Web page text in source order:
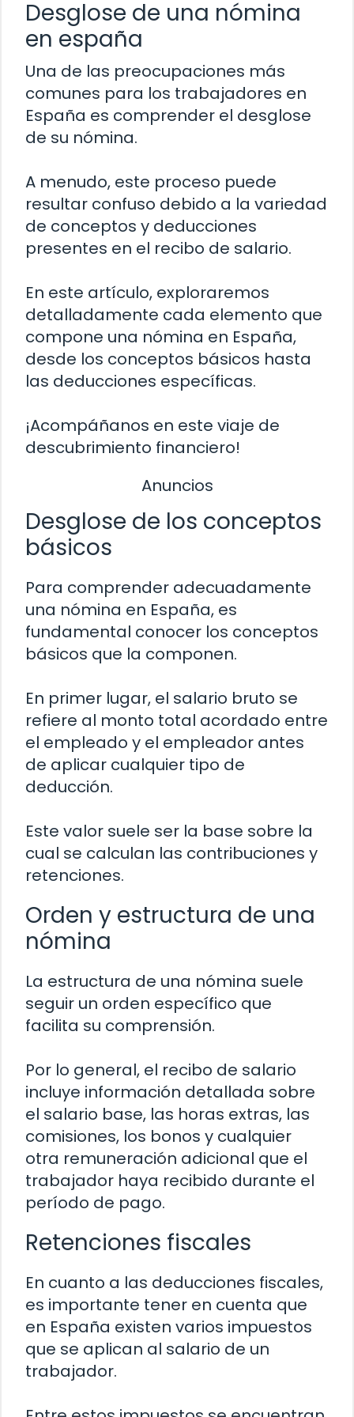
Desglose de una nómina
en españa
Una de las preocupaciones más
comunes para los trabajadores en
España es comprender el desglose
de su nómina.
A menudo, este proceso puede
resultar confuso debido a la variedad
de conceptos y deducciones
presentes en el recibo de salario.
En este artículo, exploraremos
detalladamente cada elemento que
compone una nómina en España,
desde los conceptos básicos hasta
las deducciones específicas.
¡Acompáñanos en este viaje de
descubrimiento financiero!
Anuncios
Desglose de los conceptos
básicos
Para comprender adecuadamente
una nómina en España, es
fundamental conocer los conceptos
básicos que la componen.
En primer lugar, el salario bruto se
refiere al monto total acordado entre
el empleado y el empleador antes
de aplicar cualquier tipo de
deducción.
Este valor suele ser la base sobre la
cual se calculan las contribuciones y
retenciones.
Orden y estructura de una
nómina
La estructura de una nómina suele
seguir un orden específico que
facilita su comprensión.
Por lo general, el recibo de salario
incluye información detallada sobre
el salario base, las horas extras, las
comisiones, los bonos y cualquier
otra remuneración adicional que el
trabajador haya recibido durante el
período de pago.
Retenciones fiscales
En cuanto a las deducciones fiscales,
es importante tener en cuenta que
en España existen varios impuestos
que se aplican al salario de un
trabajador.